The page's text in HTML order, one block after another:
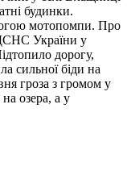
будинки.
мотопомпи. Про
України у
дорогу,
сильної біди на
гроза з громом у
озера, а у